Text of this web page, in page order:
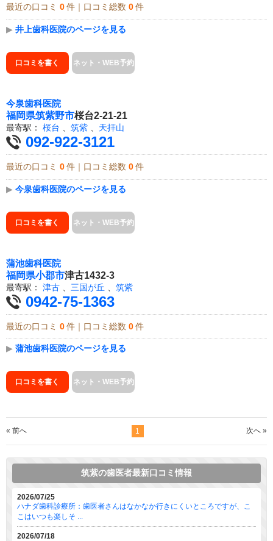
最近の口コミ 0 件｜口コミ総数 0 件
▶ 井上歯科医院のページを見る
口コミを書く ネット・WEB予約
今泉歯科医院
福岡県筑紫野市桜台2-21-21
最寄駅： 桜台 筑紫 天拝山
092-922-3121
最近の口コミ 0 件｜口コミ総数 0 件
▶ 今泉歯科医院のページを見る
口コミを書く ネット・WEB予約
蒲池歯科医院
福岡県小郡市津古1432-3
最寄駅： 津古 三国が丘 筑紫
0942-75-1363
最近の口コミ 0 件｜口コミ総数 0 件
▶ 蒲池歯科医院のページを見る
口コミを書く ネット・WEB予約
« 前へ 1 次へ »
筑紫の歯医者最新口コミ情報
2026/07/25
ハナダ歯科診療所：歯医者さんはなかなか行きにくいところですが、こ
こはいつも楽しそ ...
2026/07/18